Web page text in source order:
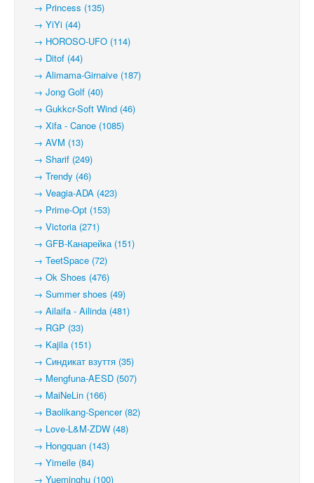
→ Princess (135)
→ YiYi (44)
→ HOROSO-UFO (114)
→ Ditof (44)
→ Alimama-Girnaive (187)
→ Jong Golf (40)
→ Gukkcr-Soft Wind (46)
→ Xifa - Canoe (1085)
→ AVM (13)
→ Sharif (249)
→ Trendy (46)
→ Veagia-ADA (423)
→ Prime-Opt (153)
→ Victoria (271)
→ GFB-Канарейка (151)
→ TeetSpace (72)
→ Ok Shoes (476)
→ Summer shoes (49)
→ Ailaifa - Ailinda (481)
→ RGP (33)
→ Kajila (151)
→ Синдикат взуття (35)
→ Mengfuna-AESD (507)
→ MaiNeLin (166)
→ Baolikang-Spencer (82)
→ Love-L&M-ZDW (48)
→ Hongquan (143)
→ Yimeile (84)
→ Yueminghu (100)